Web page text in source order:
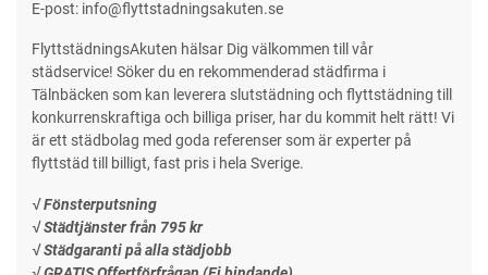
E-post: info@flyttstadningsakuten.se
FlyttstädningsAkuten hälsar Dig välkommen till vår
städservice! Söker du en rekommenderad städfirma i
Tälnbäcken som kan leverera slutstädning och flyttstädning till
konkurrenskraftiga och billiga priser, har du kommit helt rätt! Vi
är ett städbolag med goda referenser som är experter på
flyttstäd till billigt, fast pris i hela Sverige.
√ Fönsterputsning
√ Städtjänster från 795 kr
√ Städgaranti på alla städjobb